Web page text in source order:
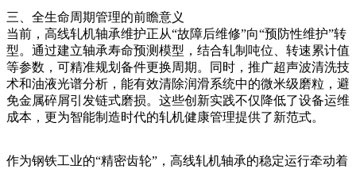
‌三、全生命周期管理的前瞻意义‌
当前，高线轧机轴承维护正从“故障后维修”向“预防性维护”转
型。通过建立轴承寿命预测模型，结合轧制吨位、转速累计值
等参数，可精准规划备件更换周期。同时，推广超声波清洗技
术和油液光谱分析，能有效清除润滑系统中的微米级磨粒，避
免金属碎屑引发链式磨损。这些创新实践不仅降低了设备运维
成本，更为智能制造时代的轧机健康管理提供了新范式。
作为钢铁工业的“精密齿轮”，高线轧机轴承的稳定运行牵动着